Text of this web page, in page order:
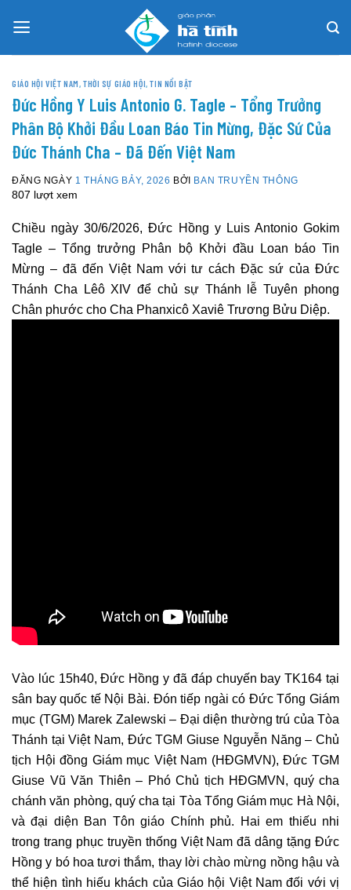
GIÁO HỘI VIỆT NAM, THỜI SỰ GIÁO HỘI,TIN NỔI BẬT
Đức Hồng Y Luis Antonio G. Tagle – Tổng Trưởng
Phân Bộ Khởi Đầu Loan Báo Tin Mừng, Đặc Sứ Của
Đức Thánh Cha – Đã Đến Việt Nam
ĐĂNG NGÀY 1 THÁNG BẢY, 2026 BỞI BAN TRUYỀN THÔNG
807 lượt xem
Chiều ngày 30/6/2026, Đức Hồng y Luis Antonio Gokim
Tagle – Tổng trưởng Phân bộ Khởi đầu Loan báo Tin
Mừng – đã đến Việt Nam với tư cách Đặc sứ của Đức
Thánh Cha Lêô XIV để chủ sự Thánh lễ Tuyên phong
Chân phước cho Cha Phanxicô Xaviê Trương Bửu Diệp.
Vào lúc 15h40, Đức Hồng y đã đáp chuyến bay TK164 tại
sân bay quốc tế Nội Bài. Đón tiếp ngài có Đức Tổng Giám
mục (TGM) Marek Zalewski – Đại diện thường trú của Tòa
Thánh tại Việt Nam, Đức TGM Giuse Nguyễn Năng – Chủ
tịch Hội đồng Giám mục Việt Nam (HĐGMVN), Đức TGM
Giuse Vũ Văn Thiên – Phó Chủ tịch HĐGMVN, quý cha
chánh văn phòng, quý cha tại Tòa Tổng Giám mục Hà Nội,
và đại diện Ban Tôn giáo Chính phủ. Hai em thiếu nhi
trong trang phục truyền thống Việt Nam đã dâng tặng Đức
Hồng y bó hoa tươi thắm, thay lời chào mừng nồng hậu và
thể hiện tình hiếu khách của Giáo hội Việt Nam đối với vị